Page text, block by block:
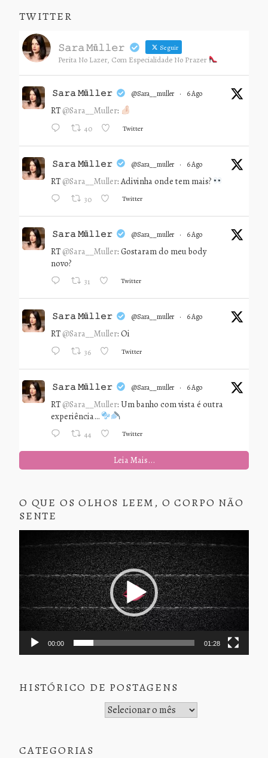
TWITTER
𝚂𝚊𝚛𝚊 𝙼ü𝚕𝚕𝚎𝚛 Seguir
Perita No Lazer, Com Especialidade No Prazer
𝚂𝚊𝚛𝚊 𝙼ü𝚕𝚕𝚎𝚛 @sara__muller · 6 Ago
RT @Sara__Muller:
40 Twitter
𝚂𝚊𝚛𝚊 𝙼ü𝚕𝚕𝚎𝚛 @sara__muller · 6 Ago
RT @Sara__Muller: Adivinha onde tem mais?
30 Twitter
𝚂𝚊𝚛𝚊 𝙼ü𝚕𝚕𝚎𝚛 @sara__muller · 6 Ago
RT @Sara__Muller: Gostaram do meu body
novo?
31 Twitter
𝚂𝚊𝚛𝚊 𝙼ü𝚕𝚕𝚎𝚛 @sara__muller · 6 Ago
RT @Sara__Muller: Oi
36 Twitter
𝚂𝚊𝚛𝚊 𝙼ü𝚕𝚕𝚎𝚛 @sara__muller · 6 Ago
RT @Sara__Muller: Um banho com vista é outra
experiência…
44 Twitter
Leia Mais...
O QUE OS OLHOS LEEM, O CORPO NÃO
SENTE
de
vídeo
00:00 01:28
HISTÓRICO DE POSTAGENS
CATEGORIAS